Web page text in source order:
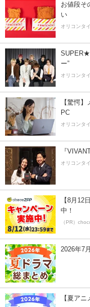
お値段そ
い
オリコンタ
ー”
オリコンタ
【驚愕
PC
オリコンタ
『
オリコンタ
【8月12
中！
（PR）
2026年7
【夏ア